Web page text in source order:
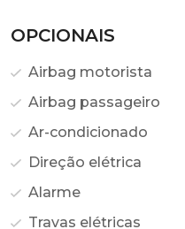
OPCIONAIS
Airbag motorista
Airbag passageiro
Ar-condicionado
Direção elétrica
Alarme
Travas elétricas